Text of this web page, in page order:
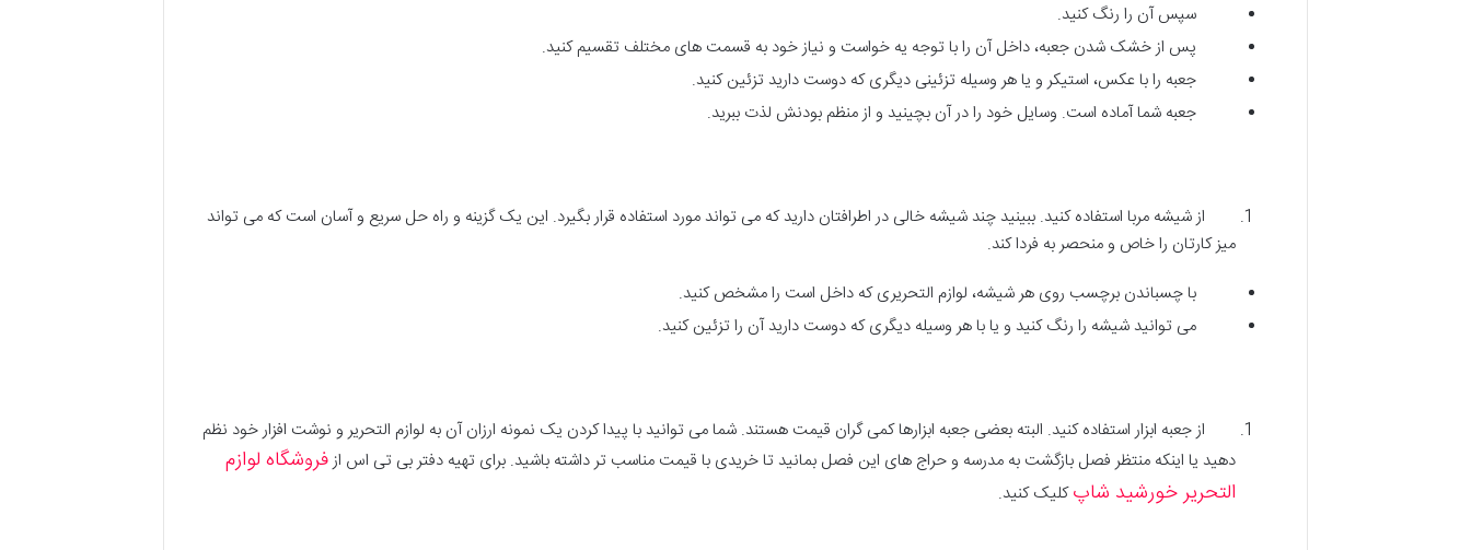
سپس آن را رنگ کنید.
پس از خشک شدن جعبه، داخل آن را با توجه یه خواست و نیاز خود به قسمت های مختلف تقسیم کنید.
جعبه را با عکس، استیکر و یا هر وسیله تزئینی دیگری که دوست دارید تزئین کنید.
جعبه شما آماده است. وسایل خود را در آن بچینید و از منظم بودنش لذت ببرید.
از شیشه مربا استفاده کنید. ببینید چند شیشه خالی در اطرافتان دارید که می تواند مورد استفاده قرار بگیرد. این یک گزینه و راه حل سریع و آسان است که می تواند
میز کارتان را خاص و منحصر به فردا کند.
با چسباندن برچسب روی هر شیشه، لوازم التحریری که داخل است را مشخص کنید.
می توانید شیشه را رنگ کنید و یا با هر وسیله دیگری که دوست دارید آن را تزئین کنید.
از جعبه ابزار استفاده کنید. البته بعضی جعبه ابزارها کمی گران قیمت هستند. شما می توانید با پیدا کردن یک نمونه ارزان آن به لوازم التحریر و نوشت افزار خود نظم
دهید یا اینکه منتظر فصل بازگشت به مدرسه و حراج های این فصل بمانید تا خریدی با قیمت مناسب تر داشته باشید. برای تهیه دفتر بی تی اس ازفروشگاه لوازم
التحریر خورشید شاپکلیک کنید.